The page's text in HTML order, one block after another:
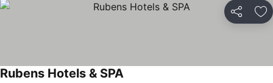
Partilhar
Rubens Hotels & SPAVer preços